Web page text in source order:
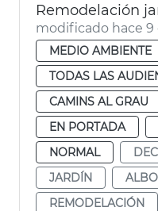
modificado hace 9
MEDIO AMBIENTE
TODAS LAS
CAMINS AL GRAU
EN PORTADA
NORMAL
JARDÍN
REMODELACIÓN